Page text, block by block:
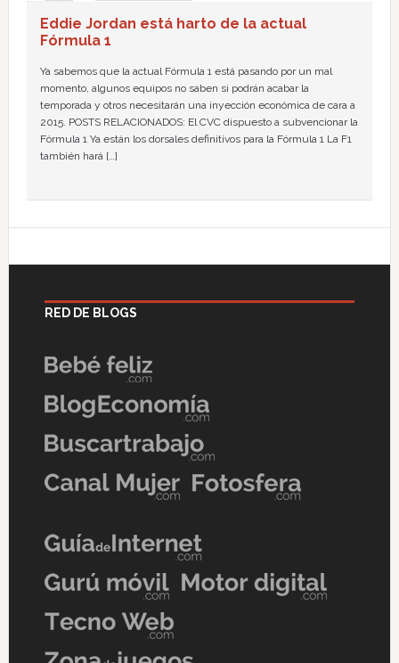
Eddie Jordan está harto de la actual
Fórmula 1
Ya sabemos que la actual Fórmula 1 está pasando por un mal
momento, algunos equipos no saben si podrán acabar la
temporada y otros necesitarán una inyección económica de cara a
2015. POSTS RELACIONADOS: El CVC dispuesto a subvencionar la
Fórmula 1 Ya están los dorsales definitivos para la Fórmula 1 La F1
también hará […]
RED DE BLOGS